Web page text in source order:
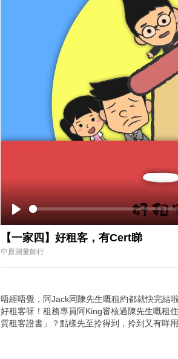
【一家四】好租客，有Cert睇
中原測量師行
唔經唔覺，阿Jack同陳先生嘅租約都就快完結
好租客呀！租務專員阿King審核過陳先生嘅租
質租客證書」？點樣先至拎得到，拎到又有咩